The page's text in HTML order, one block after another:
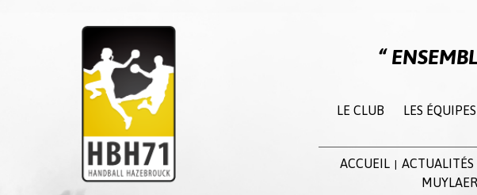
LE CLUB LES ÉQUIPES
ACCUEIL| ACTUALITÉS